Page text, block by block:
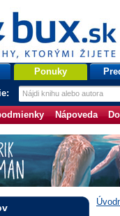
žijete
Ponuky
Nápoveda